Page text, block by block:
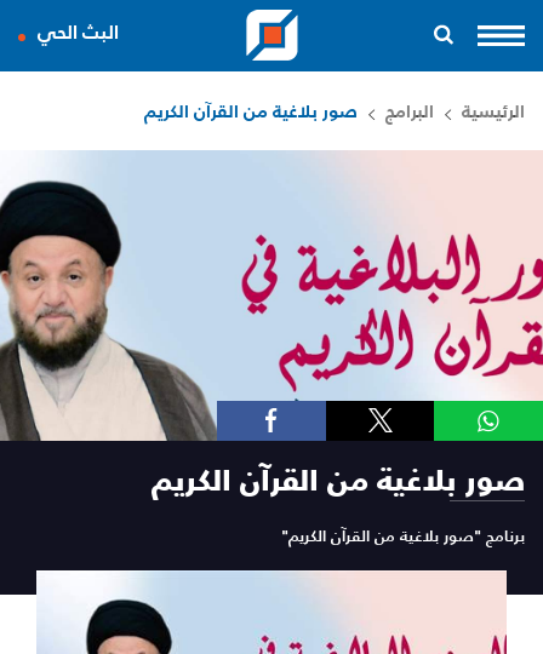
البث الحي
الرئيسية البرامج صور بلاغية من القرآن الكريم
صور بلاغية من القرآن الكريم
برنامج "صور بلاغية من القرآن الكريم"